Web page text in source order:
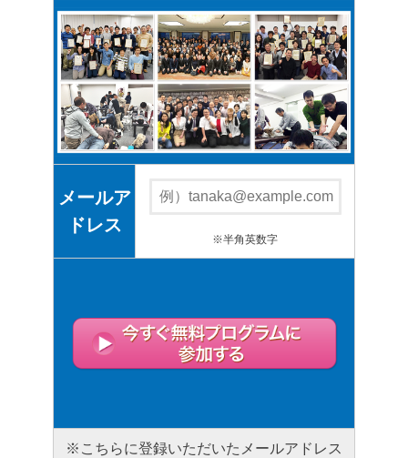
メールア
ドレス
※半角英数字
※こちらに登録いただいたメールアドレス